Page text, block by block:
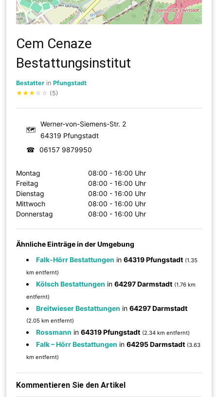
Cem Cenaze
Bestattungsinstitut
Bestatter inPfungstadt
★★★ ☆ ☆ (5)
🗺
Werner-von-Siemens-Str. 2
64319 Pfungstadt
☎
06157 9879950
Montag
08:00 - 16:00 Uhr
Freitag
08:00 - 16:00 Uhr
Dienstag
08:00 - 16:00 Uhr
Mittwoch
08:00 - 16:00 Uhr
Donnerstag
08:00 - 16:00 Uhr
Ähnliche Einträge in der Umgebung
Falk-Hörr Bestattungen in64319 Pfungstadt (1.35
km entfernt)
Kölsch Bestattungen in64297 Darmstadt (1.76 km
entfernt)
Breitwieser Bestattungen in64297 Darmstadt
(2.05 km entfernt)
Rossmann in64319 Pfungstadt (2.34 km entfernt)
Falk – Hörr Bestattungen in64295 Darmstadt (3.63
km entfernt)
Kommentieren Sie den Artikel